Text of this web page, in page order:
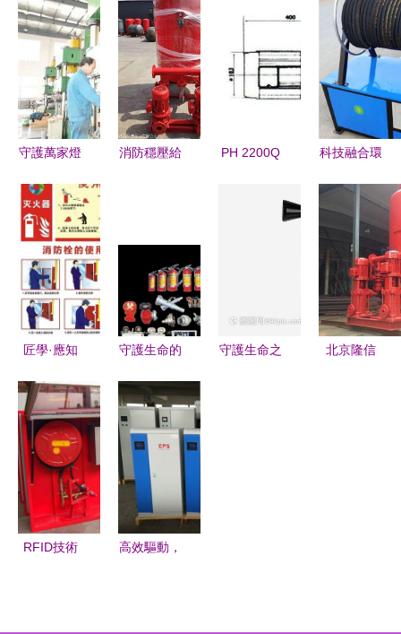
守護萬家燈
湖消防設備
產業的發展
與創新
消防穩壓給
消防領域的
應用
PH 2200Q
科技融合環
地塔吊噴淋
系統與光學
器材的協同
降塵實踐
匠學·應知
產知識點丨
施工現場消
防安全管理
控制要點與
消防設備配
置
守護生命的
器材與設備
圖文詳解
守護生命之
北京隆信
RFID技術
高效驅動，